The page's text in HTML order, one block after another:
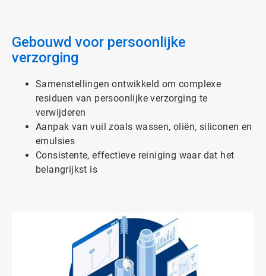
Gebouwd voor persoonlijke
verzorging
Samenstellingen ontwikkeld om complexe
residuen van persoonlijke verzorging te
verwijderen
Aanpak van vuil zoals wassen, oliën, siliconen en
emulsies
Consistente, effectieve reiniging waar dat het
belangrijkst is